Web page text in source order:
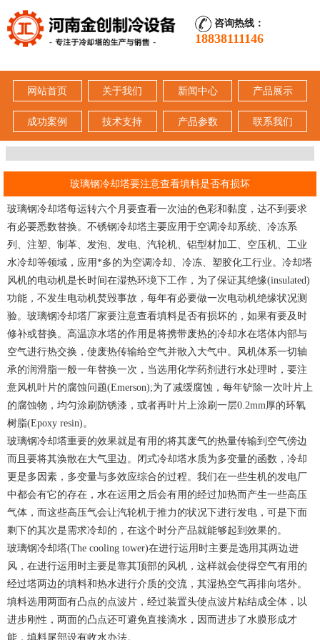
咨询热线：
18838111146
网站首页 关于我们 新闻中心 产品展示
成功案例 技术支持 产品参数 联系我们
玻璃钢冷却塔要注意查看填料是否有损坏
玻璃钢冷却塔每运转六个月要查看一次油的色彩和黏度，达不到要求
有必要悉数替换。不锈钢冷却塔主要应用于空调冷却系统、冷冻系
列、注塑、制革、发泡、发电、汽轮机、铝型材加工、空压机、工业
水冷却等领域，应用*多的为空调冷却、冷冻、塑胶化工行业。冷却塔
风机的电动机是长时间在湿热环境下工作，为了保证其绝缘(insulated)
功能，不发生电动机焚毁事故，每年有必要做一次电动机绝缘状况测
验。玻璃钢冷却塔厂家要注意查看填料是否有损坏的，如果有要及时
修补或替换。高温凉水塔的作用是将携带废热的冷却水在塔体内部与
空气进行热交换，使废热传输给空气并散入大气中。风机体系一切轴
承的润滑脂一般一年替换一次，当选用化学药剂进行水处理时，要注
意风机叶片的腐蚀问题(Emerson);为了减缓腐蚀，每年铲除一次叶片上
的腐蚀物，均匀涂刷防锈漆，或者再叶片上涂刷一层0.2mm厚的环氧
树脂(Epoxy resin)。
玻璃钢冷却塔重要的效果就是有用的将其废气的热量传输到空气傍边
而且要将其涣散在大气里边。闭式冷却塔水质为多变量的函数，冷却
更是多因素，多变量与多效应综合的过程。我们在一些生机的发电厂
中都会有它的存在，水在运用之后会有用的经过加热而产生一些高压
气体，而这些高压气会让汽轮机于推力的状况下进行发电，可是下面
剩下的其次是需求冷却的，在这个时分产品就能够起到效果的。
玻璃钢冷却塔(The cooling tower)在进行运用时主要是选用其两边进
风，在进行运用时主要是靠其顶部的风机，这样就会使得空气有用的
经过塔两边的填料和热水进行介质的交流，其湿热空气再排向塔外。
填料选用两面有凸点的点波片，经过装置头使点波片粘结成全体，以
进步刚性，两面的凸点还可避免直接滴水，因而进步了水膜形成才
能，填料尾部设有收水办法。